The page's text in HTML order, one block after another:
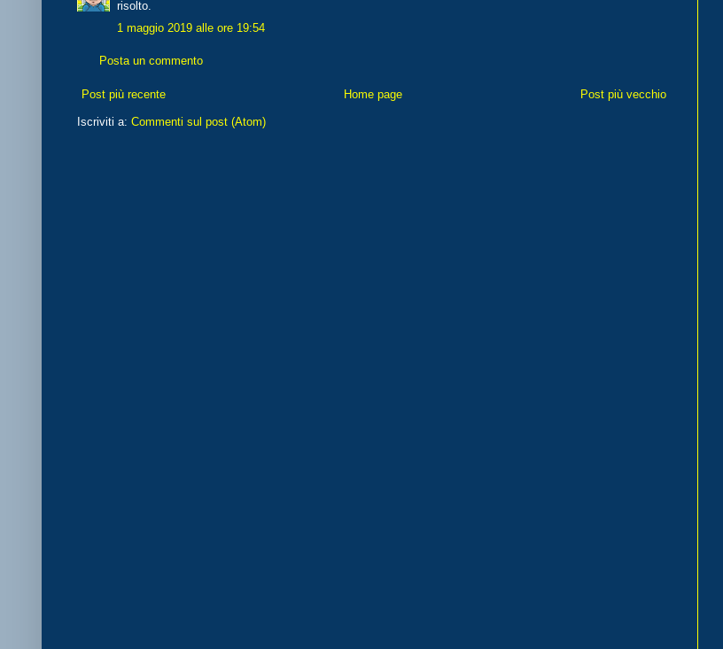
risolto.
1 maggio 2019 alle ore 19:54
Posta un commento
Post più recente Post più vecchio
Home page
Iscriviti a: Commenti sul post (Atom)